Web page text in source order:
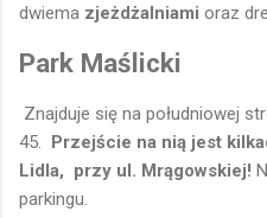
dwiema zjeżdżalniami oraz
Park Maślicki
Znajduje się na południowej
45. Przejście na nią jest
Lidla, przy ul. Mrągowskiej!
parkingu.